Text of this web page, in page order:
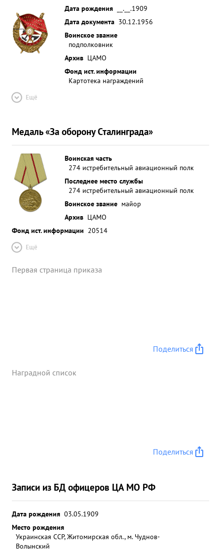
Дата рождения
__.__.1909
Дата документа 30.12.1956
Воинское звание
подполковник
Архив ЦАМО
Фонд ист. информации
Картотека награждений
Ещё
Медаль «За оборону Сталинграда»
Воинская часть
274 истребительный авиационный полк
Последнее место службы
274 истребительный авиационный полк
Воинское звание майор
Архив ЦАМО
Фонд ист. информации 20514
Ещё
Первая страница приказа
Поделиться
Наградной список
Поделиться
Записи из БД офицеров ЦА МО РФ
Дата рождения 03.05.1909
Место рождения
Украинская ССР, Житомирская обл., м. Чуднов-
Волынский